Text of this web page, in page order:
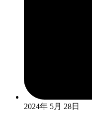
2024年 5月 28日